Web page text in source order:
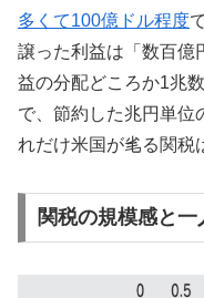
多くて100億ドル程度
譲った利益は「数百億
益の分配どころか1兆
で、節約した兆円単位
れだけ米国が毟る関税
関税の規模感と